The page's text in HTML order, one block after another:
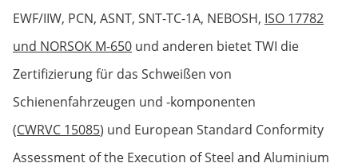
EWF/IIW, PCN, ASNT, SNT-TC-1A, NEBOSH, ISO 17782
und NORSOK M-650 und anderen bietet TWI die
Zertifizierung für das Schweißen von
Schienenfahrzeugen und -komponenten
(CWRVC 15085) und European Standard Conformity
Assessment of the Execution of Steel and Aluminium